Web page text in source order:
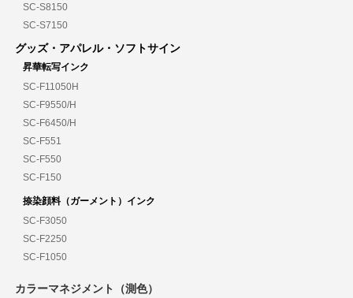
SC-S8150
SC-S7150
グッズ・アパレル・ソフトサイン
昇華転写インク
SC-F11050H
SC-F9550/H
SC-F6450/H
SC-F551
SC-F550
SC-F150
捺染顔料（ガーメント）インク
SC-F3050
SC-F2250
SC-F1050
カラーマネジメント（測色）